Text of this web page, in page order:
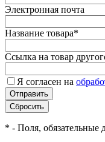
Электронная почта
Название товара*
Ссылка на товар
Я согласен на
* - Поля, обязательные